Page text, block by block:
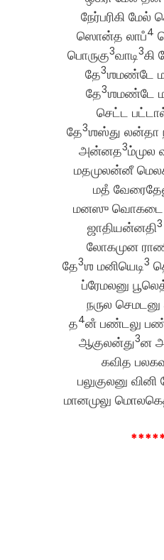
நேர்பரிகி
ஸொன்த லாபஂ4
பொருகு3வாடி3கி
தே3ஶமண்டே
தே3ஶமண்டே
செட்ட
தே3ஶஸ்து லன்தா
அன்னத3ம்முல
மதமுலன்னீ
மதஂ
மனஸு வொகடை
ஜாதியன்னதி3
லோகமுன
தே3ஶ மனியெடி3
ப்ரேமலனு
நருல செமடனு
த4னஂ பண்டலு
ஆகுலன்து3ன
கவித
பலுகுலனு வினி
மானமுலு